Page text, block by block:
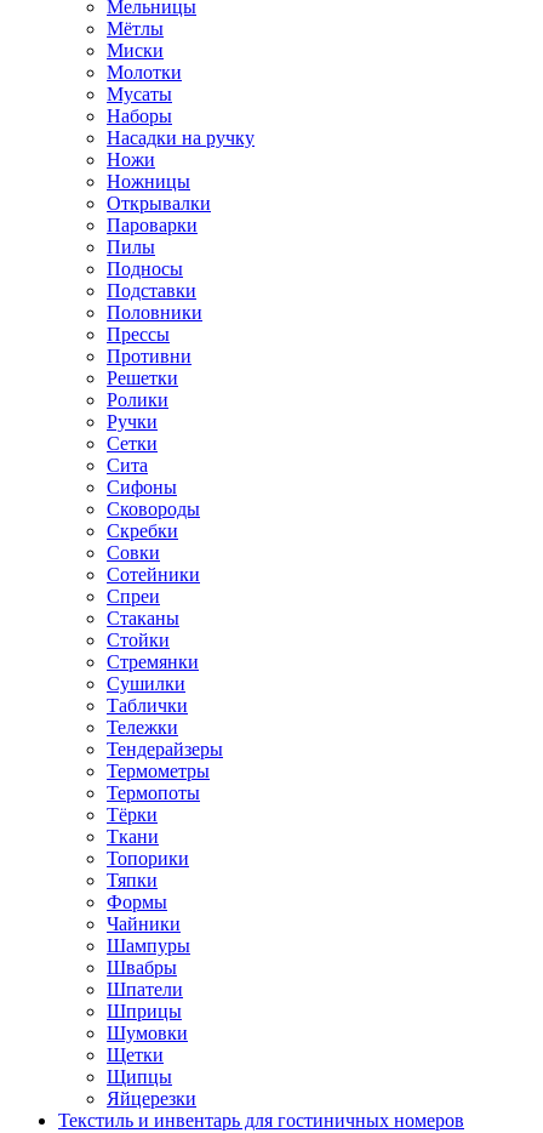
Мельницы
Мётлы
Миски
Молотки
Мусаты
Наборы
Насадки на ручку
Ножи
Ножницы
Открывалки
Пароварки
Пилы
Подносы
Подставки
Половники
Прессы
Противни
Решетки
Ролики
Ручки
Сетки
Сита
Сифоны
Сковороды
Скребки
Совки
Сотейники
Спреи
Стаканы
Стойки
Стремянки
Сушилки
Таблички
Тележки
Тендерайзеры
Термометры
Термопоты
Тёрки
Ткани
Топорики
Тяпки
Формы
Чайники
Шампуры
Швабры
Шпатели
Шприцы
Шумовки
Щетки
Щипцы
Яйцерезки
Текстиль и инвентарь для гостиничных номеров